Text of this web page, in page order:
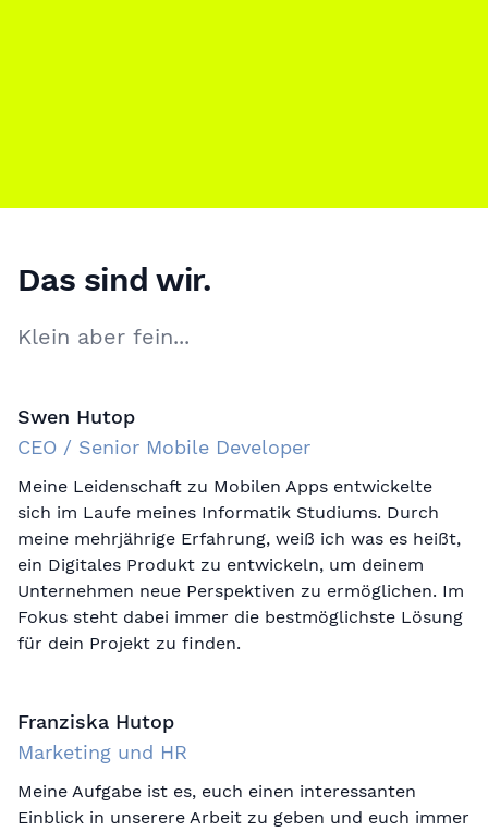
Das sind wir.
Klein aber fein...
Swen Hutop
CEO / Senior Mobile Developer
Meine Leidenschaft zu Mobilen Apps entwickelte
sich im Laufe meines Informatik Studiums. Durch
meine mehrjährige Erfahrung, weiß ich was es heißt,
ein Digitales Produkt zu entwickeln, um deinem
Unternehmen neue Perspektiven zu ermöglichen. Im
Fokus steht dabei immer die bestmöglichste Lösung
für dein Projekt zu finden.
Franziska Hutop
Marketing und HR
Meine Aufgabe ist es, euch einen interessanten
Einblick in unserere Arbeit zu geben und euch immer